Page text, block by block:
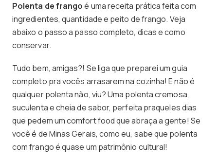
Polenta de frangoé uma receita prática feita com
ingredientes, quantidade e peito de frango. Veja
abaixo o passo a passo completo, dicas e como
conservar.
Tudo bem, amigas?! Se liga que preparei um guia
completo pra vocês arrasarem na cozinha! E não é
qualquer polenta não, viu? Uma polenta cremosa,
suculenta e cheia de sabor, perfeita praqueles dias
que pedem um comfort food que abraça a gente! Se
você é de Minas Gerais, como eu, sabe que polenta
com frango é quase um patrimônio cultural!